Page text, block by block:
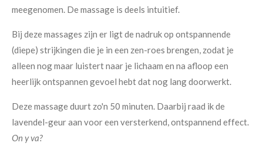
meegenomen. De massage is deels intuitief.
Bij deze massages zijn er ligt de nadruk op ontspannende
(diepe) strijkingen die je in een zen-roes brengen, zodat je
alleen nog maar luistert naar je lichaam en na afloop een
heerlijk ontspannen gevoel hebt dat nog lang doorwerkt.
Deze massage duurt zo'n 50 minuten. Daarbij raad ik de
lavendel-geur aan voor een versterkend, ontspannend effect.
On y va?